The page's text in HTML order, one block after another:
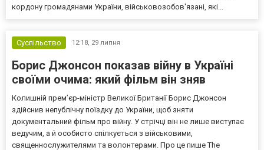
кордону громадянами України, військовозобов'язані, які...
Суспільство 12:18, 29 липня
Борис Джонсон показав війну в Україні
своїми очима: який фільм він зняв
Колишній прем’єр-міністр Великої Британії Борис Джонсон
здійснив непублічну поїздку до України, щоб зняти
документальний фільм про війну. У стрічці він не лише виступає
ведучим, а й особисто спілкується з військовими,
священнослужителями та волонтерами. Про це пише The